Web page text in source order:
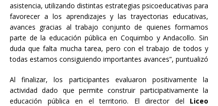
asistencia, utilizando distintas estrategias psicoeducativas para
favorecer a los aprendizajes y las trayectorias educativas,
avances gracias al trabajo conjunto de quienes formamos
parte de la educación pública en Coquimbo y Andacollo. Sin
duda que falta mucha tarea, pero con el trabajo de todos y
todas estamos consiguiendo importantes avances”, puntualizó
Al finalizar, los participantes evaluaron positivamente la
actividad dado que permite construir participativamente la
educación pública en el territorio. El director del Liceo